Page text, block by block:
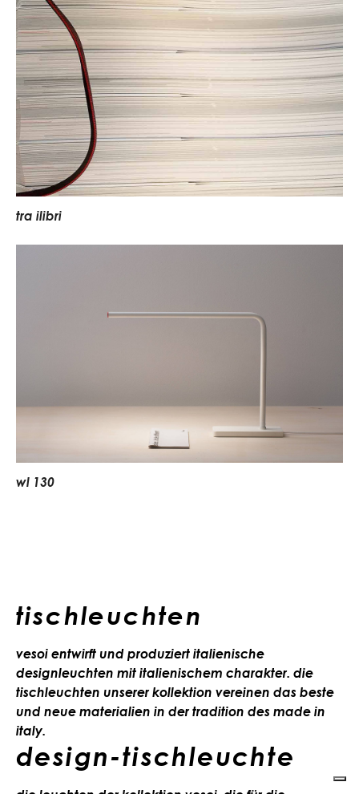
tra ilibri
wl 130
tischleuchten
vesoi entwirft und produziert italienische
designleuchten mit italienischem charakter. die
tischleuchten unserer kollektion vereinen das beste
und neue materialien in der tradition des made in
italy.
design-tischleuchte